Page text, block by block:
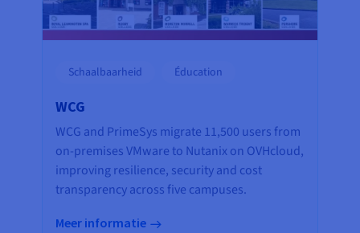
Schaalbaarheid Éducation
WCG
WCG and PrimeSys migrate 11,500 users from
on-premises VMware to Nutanix on OVHcloud,
improving resilience, security and cost
transparency across five campuses.
Meer informatie